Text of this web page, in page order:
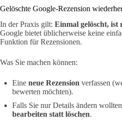
Gelöschte Google-Rezension
In der Praxis gilt: Einmal gelöscht, ist
Google bietet üblicherweise keine
Funktion für Rezensionen.
Was Sie machen können:
Eine neue Rezension verfassen
bewerten möchten).
Falls Sie nur Details ändern
bearbeiten statt löschen.